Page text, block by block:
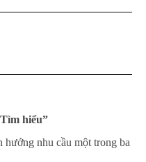
hiểu”
hướng nhu cầu một trong ba